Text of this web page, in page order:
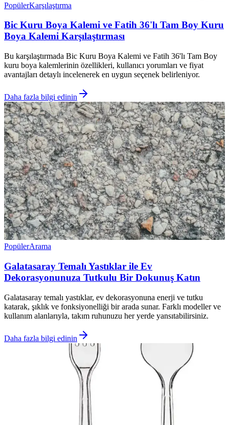
PopülerKarşılaştırma
Bic Kuru Boya Kalemi ve Fatih 36'lı Tam Boy Kuru
Boya Kalemi Karşılaştırması
Bu karşılaştırmada Bic Kuru Boya Kalemi ve Fatih 36'lı Tam Boy
kuru boya kalemlerinin özellikleri, kullanıcı yorumları ve fiyat
avantajları detaylı incelenerek en uygun seçenek belirleniyor.
Daha fazla bilgi edinin
PopülerArama
Galatasaray Temalı Yastıklar ile Ev
Dekorasyonunuza Tutkulu Bir Dokunuş Katın
Galatasaray temalı yastıklar, ev dekorasyonuna enerji ve tutku
katarak, şıklık ve fonksiyonelliği bir arada sunar. Farklı modeller ve
kullanım alanlarıyla, takım ruhunuzu her yerde yansıtabilirsiniz.
Daha fazla bilgi edinin